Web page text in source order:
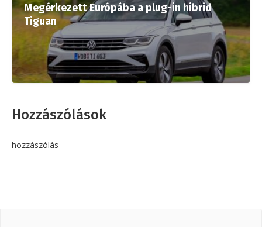
Megérkezett Európába a plug-in hibrid
Tiguan
Hozzászólások
hozzászólás